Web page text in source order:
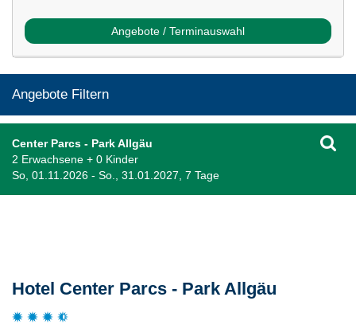
Angebote / Terminauswahl
Angebote Filtern
Center Parcs - Park Allgäu
2 Erwachsene + 0 Kinder
So, 01.11.2026 - So., 31.01.2027, 7 Tage
Hotel Center Parcs - Park Allgäu